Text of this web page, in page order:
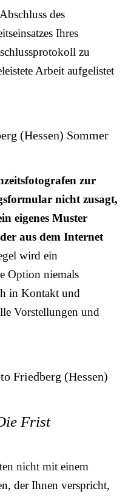
des
Ihres
zu
Arbeit aufgelistet
zur
nicht zusagt,
eigenes Muster
aus dem Internet
wird ein
Option niemals
in Kontakt und
Vorstellungen und
Frist
nicht mit einem
der Ihnen verspricht,